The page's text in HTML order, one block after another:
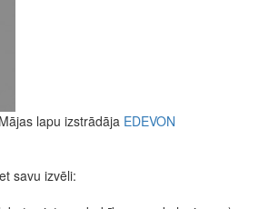
lapu izstrādāja EDEVON
savu izvēli: